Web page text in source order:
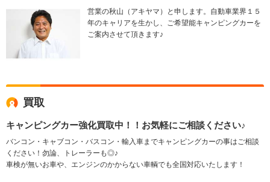
営業の秋山（アキヤマ）と申します。自動車業界１５
年のキャリアを生かし、ご希望能キャンピングカーを
ご案内させて頂きます♪
買取
キャンピングカー強化買取中！！お気軽にご相談ください♪
バンコン・キャブコン・バスコン・輸入車までキャンピングカーの事はご相談
ください！勿論、トレーラーも◎♪
車検が無いお車や、エンジンのかからない車輌でも全国対応いたします！